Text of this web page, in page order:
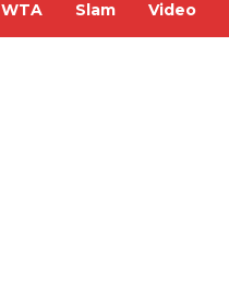
WTA Slam Video